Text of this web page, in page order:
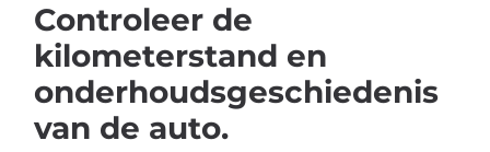
Controleer de
kilometerstand en
onderhoudsgeschiedenis
van de auto.